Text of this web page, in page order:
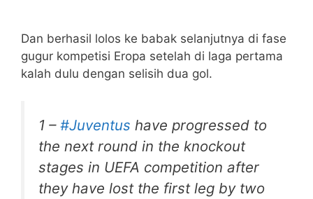
Dan berhasil lolos ke babak selanjutnya di fase
gugur kompetisi Eropa setelah di laga pertama
kalah dulu dengan selisih dua gol.
1 – #Juventus have progressed to
the next round in the knockout
stages in UEFA competition after
they have lost the first leg by two